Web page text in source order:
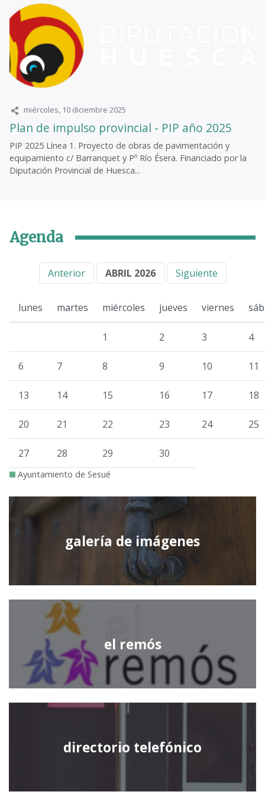
miércoles, 10 diciembre 2025
Plan de impulso provincial - PIP año 2025
PIP 2025 Línea 1. Proyecto de obras de pavimentación y
equipamiento c/ Barranquet y Pº Río Ésera. Financiado por la
Diputación Provincial de Huesca...
Agenda
Anterior ABRIL 2026 Siguiente
lunes martes miércoles jueves viernes
1 2 3 4
6 7 8 9 10 11
13 14 15 16 17 18
20 21 22 23 24 25
27 28 29 30
Ayuntamiento de Sesué
galería de imágenes
el remós
directorio telefónico